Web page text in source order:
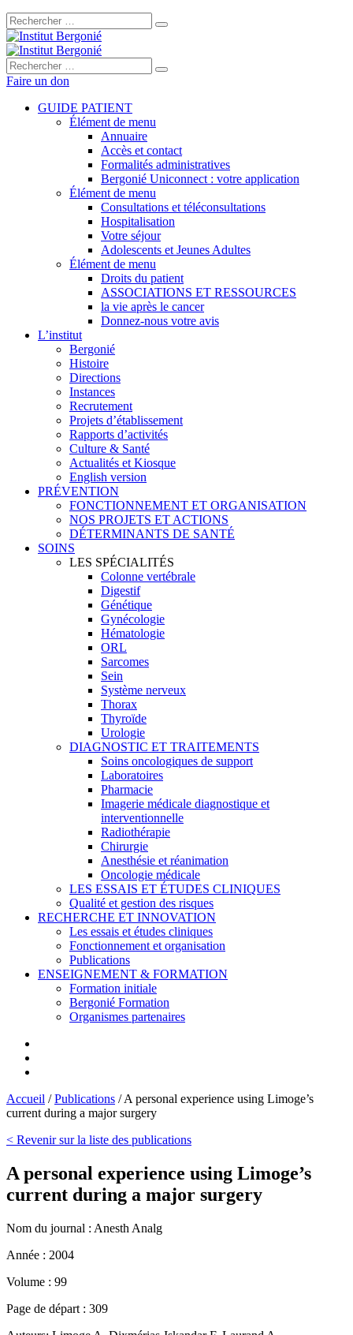
Rechercher :
Rechercher :
Faire un don
GUIDE PATIENT
Élément de menu
Annuaire
Accès et contact
Formalités administratives
Bergonié Uniconnect : votre application
Élément de menu
Consultations et téléconsultations
Hospitalisation
Votre séjour
Adolescents et Jeunes Adultes
Élément de menu
Droits du patient
ASSOCIATIONS ET RESSOURCES
la vie après le cancer
Donnez-nous votre avis
L’institut
Bergonié
Histoire
Directions
Instances
Recrutement
Projets d’établissement
Rapports d’activités
Culture & Santé
Actualités et Kiosque
English version
PRÉVENTION
FONCTIONNEMENT ET ORGANISATION
NOS PROJETS ET ACTIONS
DÉTERMINANTS DE SANTÉ
SOINS
LES SPÉCIALITÉS
Colonne vertébrale
Digestif
Génétique
Gynécologie
Hématologie
ORL
Sarcomes
Sein
Système nerveux
Thorax
Thyroïde
Urologie
DIAGNOSTIC ET TRAITEMENTS
Soins oncologiques de support
Laboratoires
Pharmacie
Imagerie médicale diagnostique et
interventionnelle
Radiothérapie
Chirurgie
Anesthésie et réanimation
Oncologie médicale
LES ESSAIS ET ÉTUDES CLINIQUES
Qualité et gestion des risques
RECHERCHE ET INNOVATION
Les essais et études cliniques
Fonctionnement et organisation
Publications
ENSEIGNEMENT & FORMATION
Formation initiale
Bergonié Formation
Organismes partenaires
Accueil /Publications /A personal experience using Limoge’s
current during a major surgery
< Revenir sur la liste des publications
A personal experience using Limoge’s
current during a major surgery
Nom du journal : Anesth Analg
Année : 2004
Volume : 99
Page de départ : 309